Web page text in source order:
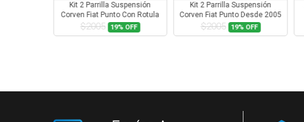
Kit 2 Parrilla Suspensión
Corven Fiat Punto Con Rotula
$2005 19% OFF
Kit 2 Parrilla Suspensión
Corven Fiat Punto Desde 2005
Con Rotula
$2005 19% OFF